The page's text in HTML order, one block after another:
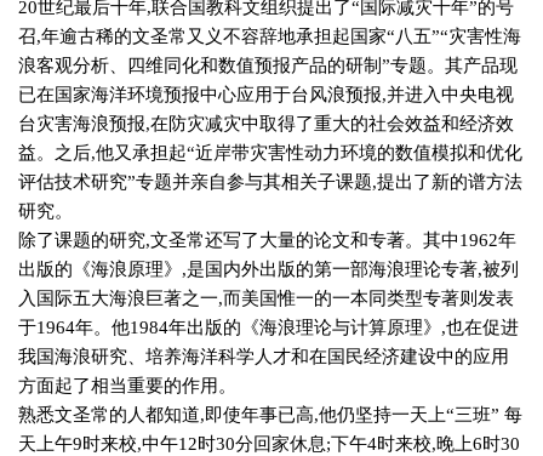
20世纪最后十年,联合国教科文组织提出了“国际减灾十年”的号
召,年逾古稀的文圣常又义不容辞地承担起国家“八五”“灾害性海
浪客观分析、四维同化和数值预报产品的研制”专题。其产品现
已在国家海洋环境预报中心应用于台风浪预报,并进入中央电视
台灾害海浪预报,在防灾减灾中取得了重大的社会效益和经济效
益。之后,他又承担起“近岸带灾害性动力环境的数值模拟和优化
评估技术研究”专题并亲自参与其相关子课题,提出了新的谱方法
研究。
除了课题的研究,文圣常还写了大量的论文和专著。其中1962年
出版的《海浪原理》 ,是国内外出版的第一部海浪理论专著,被列
入国际五大海浪巨著之一,而美国惟一的一本同类型专著则发表
于1964年。他1984年出版的《海浪理论与计算原理》 ,也在促进
我国海浪研究、培养海洋科学人才和在国民经济建设中的应用
方面起了相当重要的作用。
熟悉文圣常的人都知道,即使年事已高,他仍坚持一天上“三班” 每
天上午9时来校,中午12时30分回家休息;下午4时来校,晚上6时30